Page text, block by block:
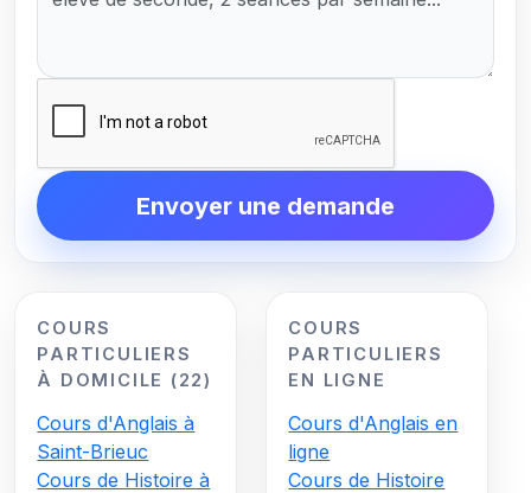
Envoyer une demande
COURS
PARTICULIERS
À DOMICILE (22)
Cours d'Anglais à
Saint-Brieuc
Cours de Histoire à
COURS
PARTICULIERS
EN LIGNE
Cours d'Anglais en
ligne
Cours de Histoire